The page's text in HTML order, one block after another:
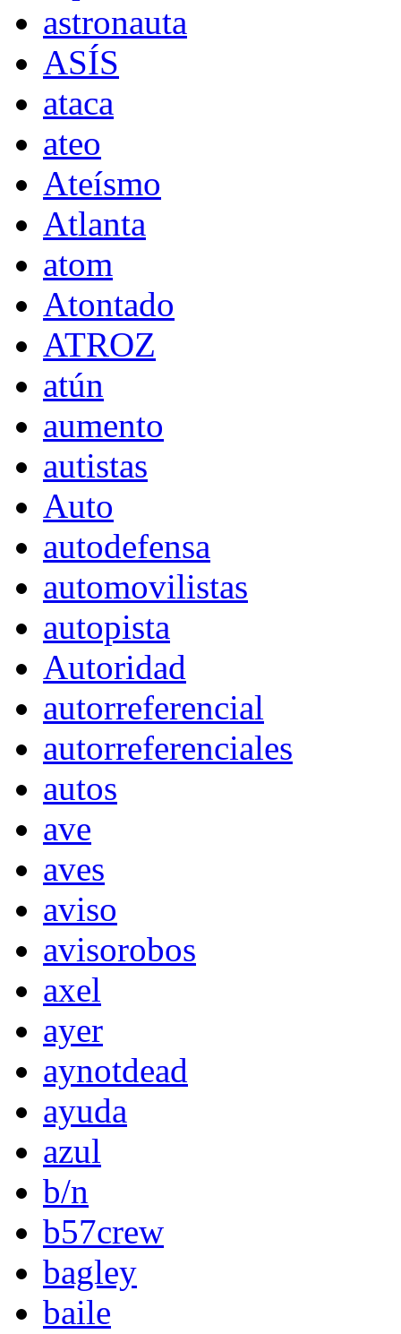
astronauta
ASÍS
ataca
ateo
Ateísmo
Atlanta
atom
Atontado
ATROZ
atún
aumento
autistas
Auto
autodefensa
automovilistas
autopista
Autoridad
autorreferencial
autorreferenciales
autos
ave
aves
aviso
avisorobos
axel
ayer
aynotdead
ayuda
azul
b/n
b57crew
bagley
baile